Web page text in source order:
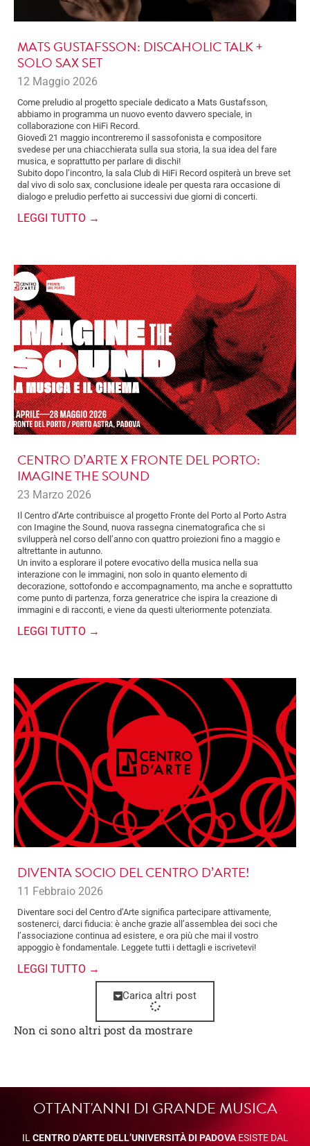
MATS GUSTAFSSON: DISCAHOLIC TALK +
SOLO SAX SET
12 Maggio 2026
Come preludio al progetto speciale dedicato a Mats Gustafsson,
abbiamo in programma un nuovo evento davvero speciale, in
collaborazione con HiFi Record.
Giovedì 21 maggio incontreremo il sassofonista e compositore
svedese per una chiacchierata sulla sua storia, la sua idea del fare
musica, e soprattutto per parlare di dischi!
Subito dopo l’incontro, la sala Club di HiFi Record ospiterà un breve set
dal vivo di solo sax, conclusione ideale per questa rara occasione di
dialogo e preludio perfetto ai successivi due giorni di concerti.
LEGGI TUTTO →
CENTRO D’ARTE X FRONTE DEL PORTO:
IMAGINE THE SOUND
23 Marzo 2026
Il Centro d’Arte contribuisce al progetto Fronte del Porto al Porto Astra
con Imagine the Sound, nuova rassegna cinematografica che si
svilupperà nel corso dell’anno con quattro proiezioni fino a maggio e
altrettante in autunno.
Un invito a esplorare il potere evocativo della musica nella sua
interazione con le immagini, non solo in quanto elemento di
decorazione, sottofondo e accompagnamento, ma anche e soprattutto
come punto di partenza, forza generatrice che ispira la creazione di
immagini e di racconti, e viene da questi ulteriormente potenziata.
LEGGI TUTTO →
DIVENTA SOCIO DEL CENTRO D’ARTE!
11 Febbraio 2026
Diventare soci del Centro d’Arte significa partecipare attivamente,
sostenerci, darci fiducia: è anche grazie all’assemblea dei soci che
l’associazione continua ad esistere, e ora più che mai il vostro
appoggio è fondamentale. Leggete tutti i dettagli e iscrivetevi!
LEGGI TUTTO →
Carica altri post
Non ci sono altri post da mostrare
OTTANT'ANNI DI GRANDE MUSICA
ILCENTRO D’ARTE DELL’UNIVERSITÀ DI PADOVAESISTE DAL